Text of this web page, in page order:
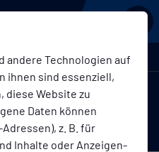
andere Technologien auf
ihnen sind essenziell,
diese Website zu
Daten können
z. B. für
Inhalte oder Anzeigen-
, 34. Spieltag
BSV Kickers Emden
1. Mannschaft